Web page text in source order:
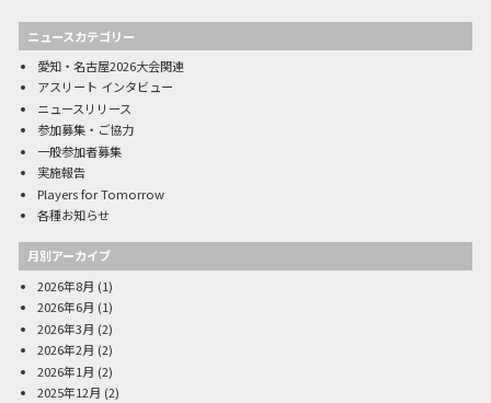
ニュースカテゴリー
愛知・名古屋2026大会関連
アスリート インタビュー
ニュースリリース
参加募集・ご協力
一般参加者募集
実施報告
Players for Tomorrow
各種お知らせ
月別アーカイブ
2026年8月 (1)
2026年6月 (1)
2026年3月 (2)
2026年2月 (2)
2026年1月 (2)
2025年12月 (2)